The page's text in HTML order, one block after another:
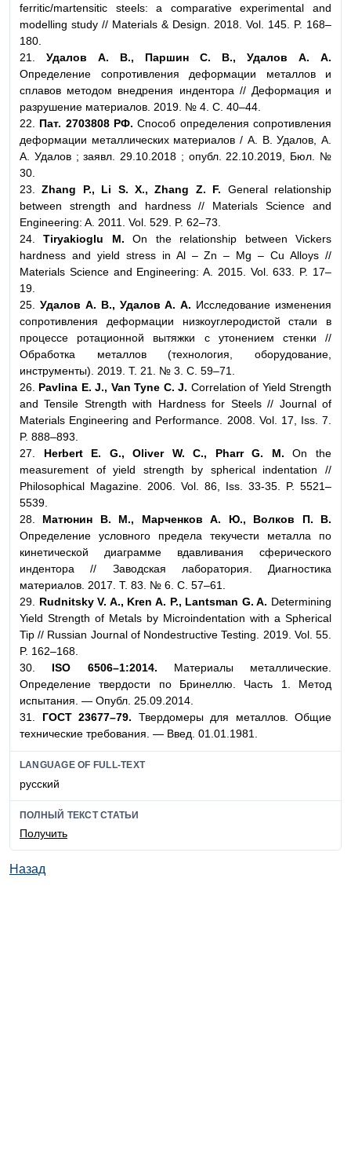
ferritic/martensitic steels: a comparative experimental and
modelling study // Materials & Design. 2018. Vol. 145. P. 168–
180.
21. Удалов А. В., Паршин С. В., Удалов А. А.
Определение сопротивления деформации металлов и
сплавов методом внедрения индентора // Деформация и
разрушение материалов. 2019. № 4. С. 40–44.
22. Пат. 2703808 РФ. Способ определения сопротивления
деформации металлических материалов / А. В. Удалов, А.
А. Удалов ; заявл. 29.10.2018 ; опубл. 22.10.2019, Бюл. №
30.
23.Zhang P., Li S. X., Zhang Z. F. General relationship
between strength and hardness // Materials Science and
Engineering: A. 2011. Vol. 529. P. 62–73.
24.
Tiryakioglu M. On the relationship between Vickers
hardness and yield stress in Al – Zn – Mg – Cu Alloys //
Materials Science and Engineering: A. 2015. Vol. 633. P. 17–
19.
25.
Удалов А. В., Удалов А. А. Исследование изменения
сопротивления деформации низкоуглеродистой стали в
процессе ротационной вытяжки с утонением стенки //
Обработка металлов (технология, оборудование,
инструменты). 2019. Т. 21. № 3. С. 59–71.
26. Pavlina E. J., Van Tyne C. J. Correlation of Yield Strength
and Tensile Strength with Hardness for Steels // Journal of
Materials Engineering and Performance. 2008. Vol. 17, Iss. 7.
P. 888–893.
27. Herbert E. G., Oliver W. C., Pharr G. M. On the
measurement of yield strength by spherical indentation //
Philosophical Magazine. 2006. Vol. 86, Iss. 33-35. P. 5521–
5539.
28. Матюнин В. М., Марченков А. Ю., Волков П. В.
Определение условного предела текучести металла по
кинетической диаграмме вдавливания сферического
индентора // Заводская лаборатория. Диагностика
материалов. 2017. Т. 83. № 6. С. 57–61.
29. Rudnitsky V. A., Kren A. P., Lantsman G. A. Determining
Yield Strength of Metals by Microindentation with a Spherical
Tip // Russian Journal of Nondestructive Testing. 2019. Vol. 55.
P. 162–168.
30.
ISO 6506–1:2014. Материалы металлические.
Определение твердости по Бринеллю. Часть 1. Метод
испытания. — Опубл. 25.09.2014.
31. ГОСТ 23677–79. Твердомеры для металлов. Общие
технические требования. — Введ. 01.01.1981.
LANGUAGE OF FULL-TEXT
русский
ПОЛНЫЙ ТЕКСТ СТАТЬИ
Получить
Назад